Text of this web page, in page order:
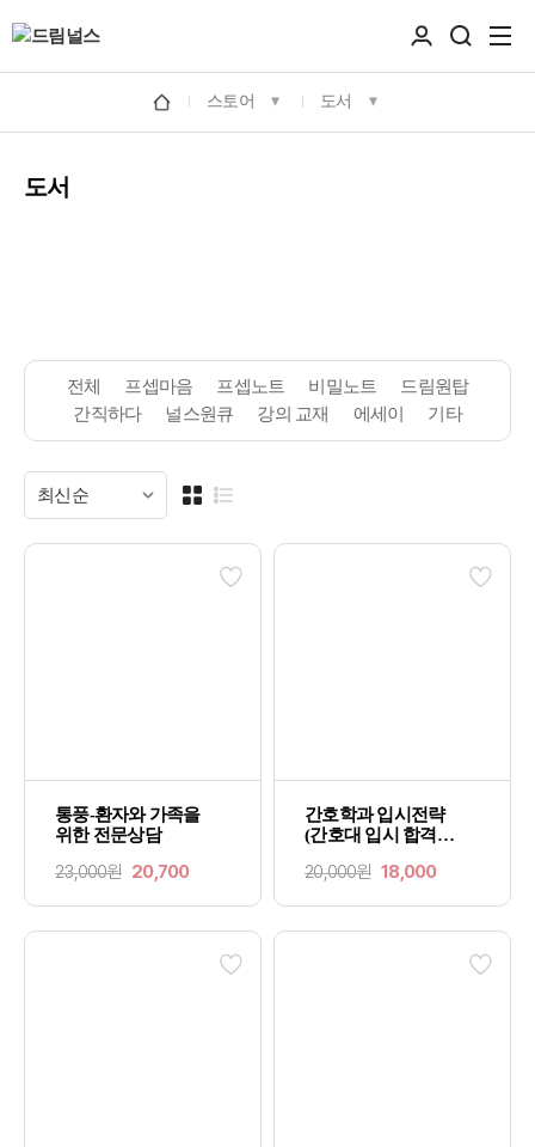
스토어 도서
도서
전체 프셉마음 프셉노트 비밀노트
드림원탑
간직하다
널스원큐 강의 교재 에세이 기타
통풍-환자와 가족을
위한 전문상담
23,000원 20,700
간호학과 입시전략
(간호대 입시 합격
20,000원 18,000